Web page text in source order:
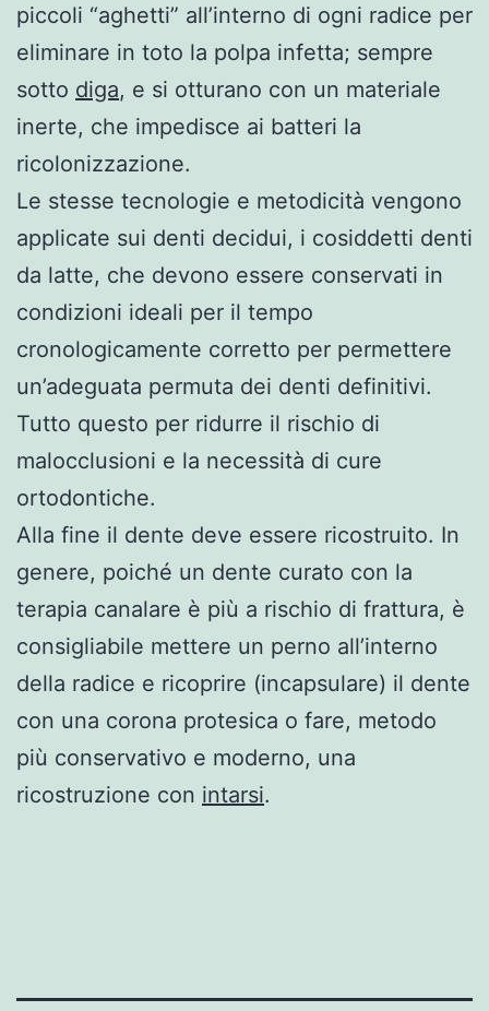
piccoli “aghetti” all’interno di ogni radice per
eliminare in toto la polpa infetta; sempre
sotto diga, e si otturano con un materiale
inerte, che impedisce ai batteri la
ricolonizzazione.
Le stesse tecnologie e metodicità vengono
applicate sui denti decidui, i cosiddetti denti
da latte, che devono essere conservati in
condizioni ideali per il tempo
cronologicamente corretto per permettere
un’adeguata permuta dei denti definitivi.
Tutto questo per ridurre il rischio di
malocclusioni e la necessità di cure
ortodontiche.
Alla fine il dente deve essere ricostruito. In
genere, poiché un dente curato con la
terapia canalare è più a rischio di frattura, è
consigliabile mettere un perno all’interno
della radice e ricoprire (incapsulare) il dente
con una corona protesica o fare, metodo
più conservativo e moderno, una
ricostruzione con intarsi.